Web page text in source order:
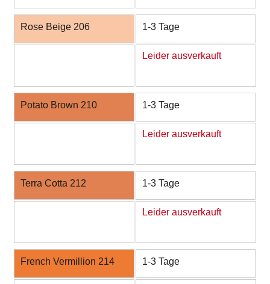
Rose Beige 206 1-3 Tage
Leider ausverkauft
Potato Brown 210 1-3 Tage
Leider ausverkauft
Terra Cotta 212 1-3 Tage
Leider ausverkauft
French Vermillion 214 1-3 Tage